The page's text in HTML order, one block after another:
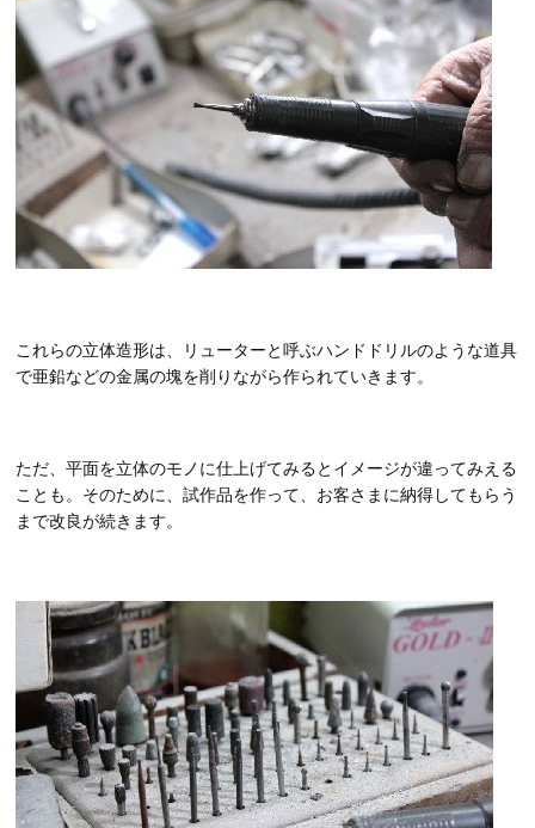
これらの立体造形は、リューターと呼ぶハンドドリルのような道具
で亜鉛などの金属の塊を削りながら作られていきます。
ただ、平面を立体のモノに仕上げてみるとイメージが違ってみえる
ことも。そのために、試作品を作って、お客さまに納得してもらう
まで改良が続きます。